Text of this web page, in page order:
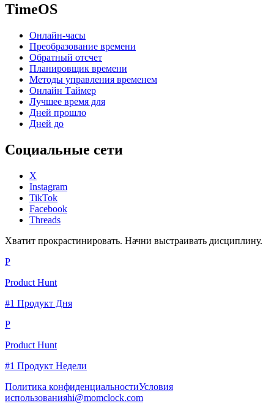
TimeOS
Онлайн-часы
Преобразование времени
Обратный отсчет
Планировщик времени
Методы управления временем
Онлайн Таймер
Лучшее время для
Дней прошло
Дней до
Социальные сети
X
Instagram
TikTok
Facebook
Threads
Хватит прокрастинировать. Начни выстраивать дисциплину.
P
Product Hunt
#1 Продукт Дня
P
Product Hunt
#1 Продукт Недели
Политика конфиденциальностиУсловия
использованияhi@momclock.com